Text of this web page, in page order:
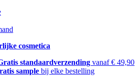
cosmetica
standaardverzending vanaf € 49,90
sample bij elke bestelling